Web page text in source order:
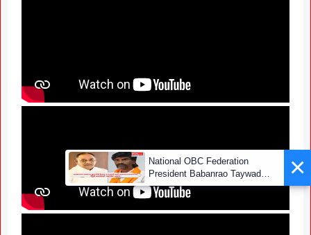
×
National OBC Federation
President Babanrao Taywade
Claims Only 27 Kunbi
Certificates Issued in
Marathwada After September 2